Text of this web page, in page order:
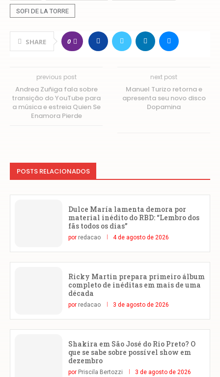
SOFI DE LA TORRE
SHARE 0
previous post
Andrea Zuñiga fala sobre
transição do YouTube para
a música e estreia Quien Se
Enamora Pierde
next post
Manuel Turizo retorna e
apresenta seu novo disco
Dopamina
POSTS RELACIONADOS
Dulce María lamenta demora por
material inédito do RBD: “Lembro dos
fãs todos os dias”
por redacao 4 de agosto de 2026
Ricky Martin prepara primeiro álbum
completo de inéditas em mais de uma
década
por redacao 3 de agosto de 2026
Shakira em São José do Rio Preto? O
que se sabe sobre possível show em
dezembro
por Priscila Bertozzi 3 de agosto de 2026